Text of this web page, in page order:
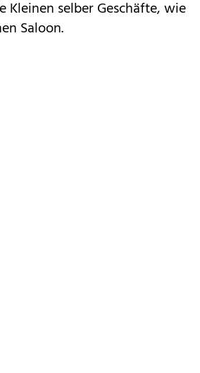
Kleinen selber Geschäfte, wie
Saloon.